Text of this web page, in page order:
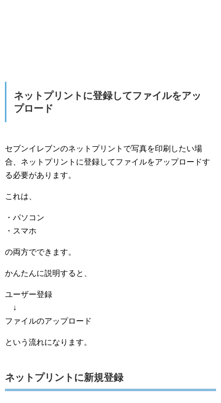
ネットプリントに登録してファイルをアッ
プロード
セブンイレブンのネットプリントで写真を印刷したい場
合、ネットプリントに登録してファイルをアップロードす
る必要があります。
これは、
・パソコン
・スマホ
の両方でできます。
かんたんに説明すると、
ユーザー登録
↓
ファイルのアップロード
という流れになります。
ネットプリントに新規登録